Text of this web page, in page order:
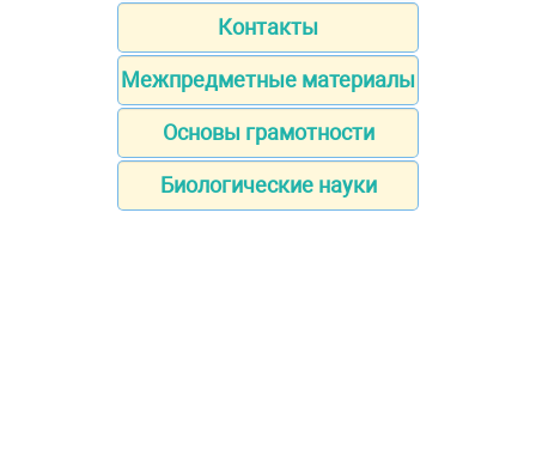
Контакты
Межпредметные материалы
Основы грамотности
Биологические науки